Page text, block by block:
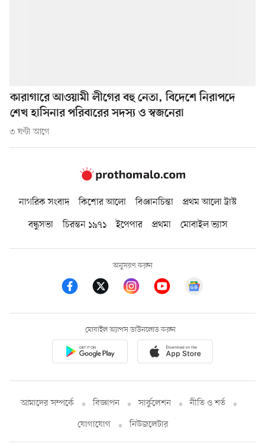
কারাগারে আওয়ামী লীগের বহু নেতা, বিদেশে নিরাপদে
শেখ হাসিনার পরিবারের সদস্য ও স্বজনেরা
৩ ঘণ্টা আগে
নাগরিক সংবাদ কিশোর আলো বিজ্ঞানচিন্তা
প্রথম আলো ট্রাস্ট
বন্ধুসভা
চিরন্তন ১৯৭১ ইপেপার প্রথমা মোবাইল ভ্যাস
অনুসরণ করুন
মোবাইল অ্যাপস ডাউনলোড করুন
আমাদের সম্পর্কে বিজ্ঞাপন সার্কুলেশন
নীতি ও শর্ত
যোগাযোগ
নিউজলেটার